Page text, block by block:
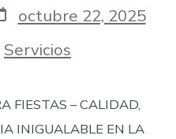
octubre 22, 2025
Servicios
FIESTAS – CALIDAD,
INIGUALABLE EN LA